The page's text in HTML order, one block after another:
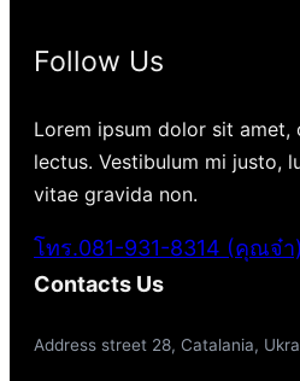
Follow Us
Lorem ipsum dolor sit
lectus. Vestibulum mi justo,
vitae gravida non.
โทร.081-931-8314 (คุณจ๋า)
Contacts Us
Address street 28, Catalania,